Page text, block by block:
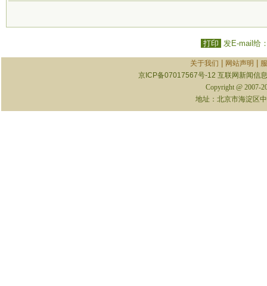
打印 发E-mail给
关于我们 网站声明
京ICP备07017567号-12 互联网新闻信
Copyright @ 2007-
地址：北京市海淀区